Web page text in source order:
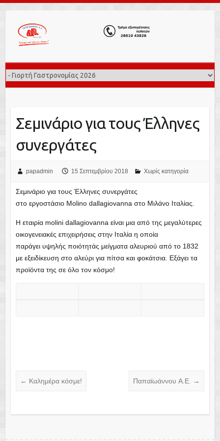
Σεμινάριο για τους Έλληνες
συνεργάτες
papadmin 15 Σεπτεμβρίου 2018 Χωρίς κατηγορία
Σεμινάριο για τους Έλληνες συνεργάτες
στο εργοστάσιο Molino dallagiovanna στο Μιλάνο Ιταλίας.
H εταιρία molini dallagiovanna είναι μια από της μεγαλύτερες
οικογενειακές επιχειρήσεις στην Ιταλία η οποία
παράγει υψηλής ποιότητάς μείγματα αλευριού από το 1832
με εξειδίκευση στο αλεύρι για πίτσα και φοκάτσια. Εξάγει τα
προϊόντα της σε όλο τον κόσμο!
← Καλημέρα κόσμε! Παπαϊωάννου A.E. →